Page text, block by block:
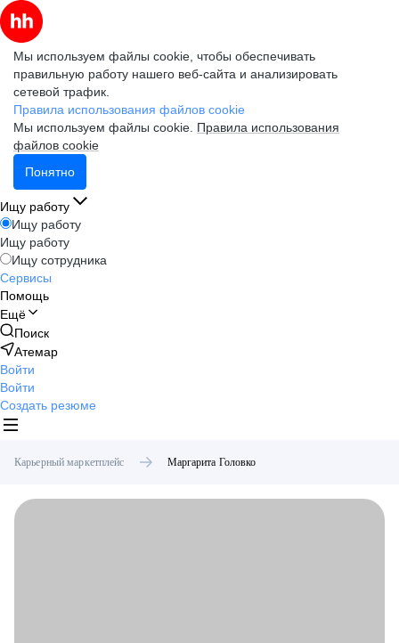
Мы используем файлы cookie, чтобы обеспечивать
правильную работу нашего веб-сайта и анализировать
сетевой трафик.
Правила использования файлов cookie
Мы используем файлы cookie. Правила использования
файлов cookie
Понятно
Ищу работу
Ищу работу
Ищу работу
Ищу сотрудника
Сервисы
Помощь
Ещё
Поиск
Атемар
Войти
Войти
Создать резюме
Карьерный маркетплейс Маргарита Головко